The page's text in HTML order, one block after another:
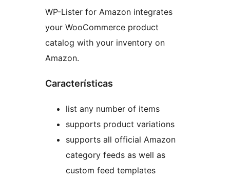
WP-Lister for Amazon integrates
your WooCommerce product
catalog with your inventory on
Amazon.
Características
list any number of items
supports product variations
supports all official Amazon
category feeds as well as
custom feed templates